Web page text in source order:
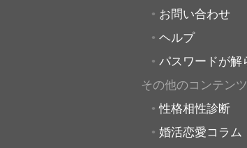
お問い合わせ
ヘルプ
パスワードが解
その他のコンテンツ
性格相性診断
婚活恋愛コラム